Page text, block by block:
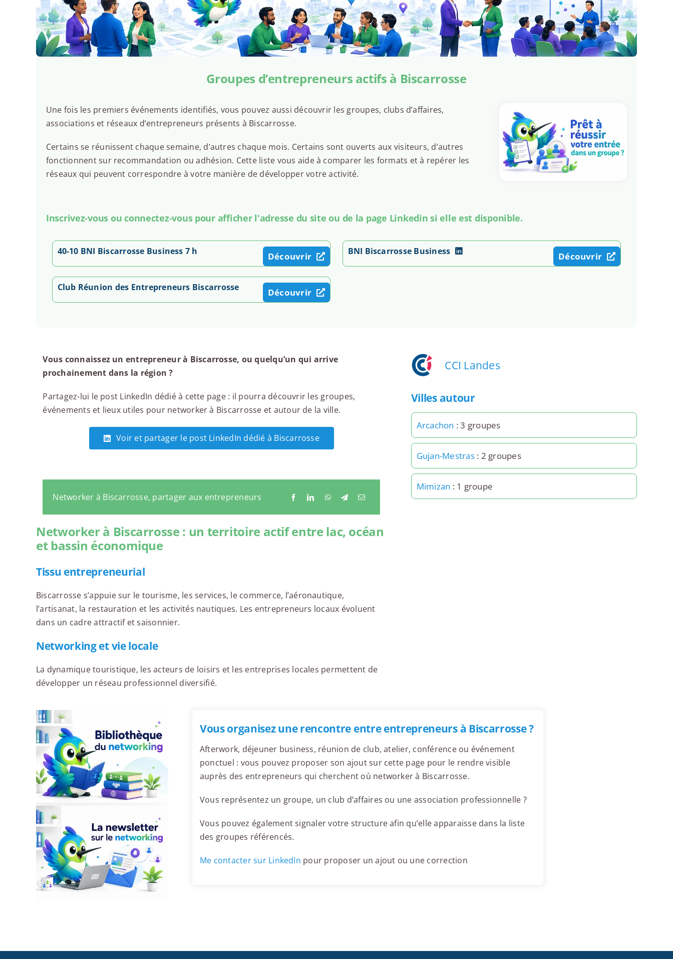
Groupes d’entrepreneurs actifs à Biscarrosse
Une fois les premiers événements identifiés, vous pouvez aussi découvrir les groupes, clubs d’affaires,
associations et réseaux d’entrepreneurs présents à Biscarrosse.
Certains se réunissent chaque semaine, d’autres chaque mois. Certains sont ouverts aux visiteurs, d’autres
fonctionnent sur recommandation ou adhésion. Cette liste vous aide à comparer les formats et à repérer les
réseaux qui peuvent correspondre à votre manière de développer votre activité.
Inscrivez-vous ou connectez-vous pour afficher l'adresse du site ou de la page Linkedin si elle est disponible.
40-10 BNI Biscarrosse Business 7 h Découvrir BNI Biscarrosse Business Découvrir
Club Réunion des Entrepreneurs Biscarrosse Découvrir
Vous connaissez un entrepreneur à Biscarrosse, ou quelqu’un qui arrive
prochainement dans la région ?
Partagez-lui le post LinkedIn dédié à cette page : il pourra découvrir les groupes,
événements et lieux utiles pour networker à Biscarrosse et autour de la ville.
Voir et partager le post LinkedIn dédié à Biscarrosse
Networker à Biscarrosse, partager aux entrepreneurs
Networker à Biscarrosse : un territoire actif entre lac, océan
et bassin économique
Tissu entrepreneurial
Biscarrosse s’appuie sur le tourisme, les services, le commerce, l’aéronautique,
l’artisanat, la restauration et les activités nautiques. Les entrepreneurs locaux évoluent
dans un cadre attractif et saisonnier.
Networking et vie locale
La dynamique touristique, les acteurs de loisirs et les entreprises locales permettent de
développer un réseau professionnel diversifié.
CCI Landes
Villes autour
Arcachon : 3 groupes
Gujan-Mestras: 2 groupes
Mimizan : 1 groupe
Vous organisez une rencontre entre entrepreneurs à Biscarrosse ?
Afterwork, déjeuner business, réunion de club, atelier, conférence ou événement
ponctuel : vous pouvez proposer son ajout sur cette page pour le rendre visible
auprès des entrepreneurs qui cherchent où networker à Biscarrosse.
Vous représentez un groupe, un club d’affaires ou une association professionnelle ?
Vous pouvez également signaler votre structure afin qu’elle apparaisse dans la liste
des groupes référencés.
Me contacter sur LinkedIn pour proposer un ajout ou une correction